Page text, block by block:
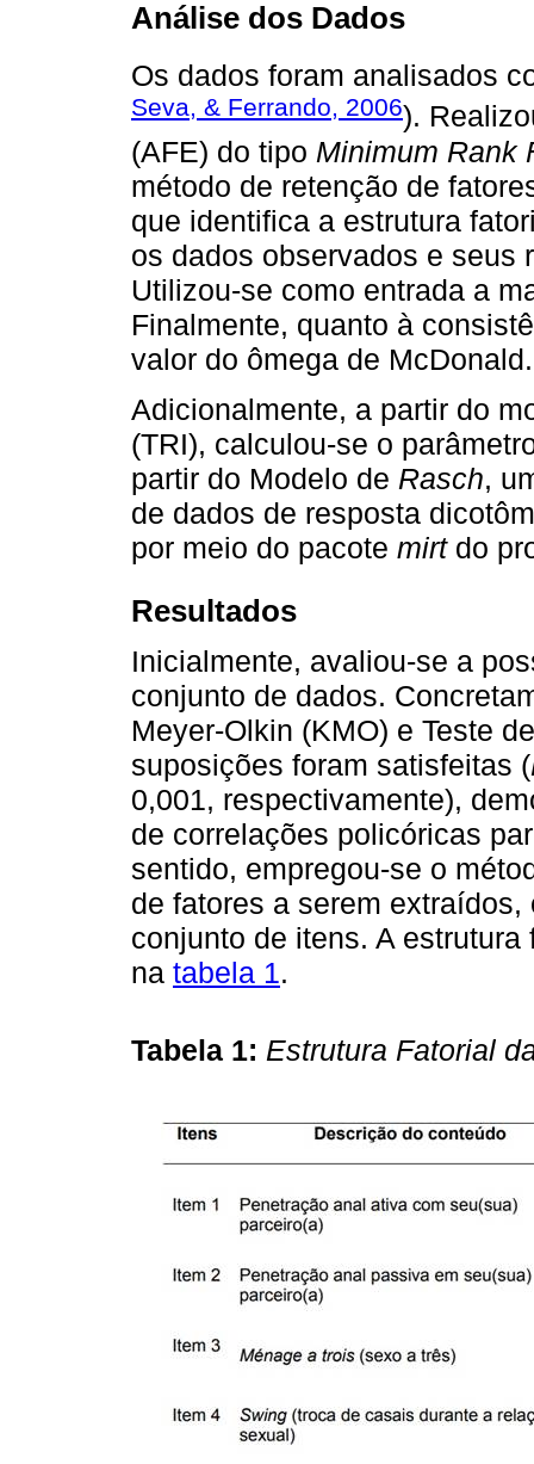
Análise dos Dados
Os dados foram analisados
Seva, & Ferrando, 2006).
(AFE) do tipo Minimum Rank
método de retenção de
que identifica a estrutura
os dados observados e seus
Utilizou-se como entrada a
Finalmente, quanto à
valor do ômega de McDonald.
Adicionalmente, a partir do
(TRI), calculou-se o
partir do Modelo de Rasch,
de dados de resposta
por meio do pacote mirtdo
Resultados
Inicialmente, avaliou-se a
conjunto de dados.
Meyer-Olkin (KMO) e Teste
suposições foram satisfeitas (
0,001, respectivamente),
de correlações policóricas
sentido, empregou-se o
de fatores a serem
conjunto de itens. A
na tabela 1.
Tabela 1: Estrutura Fatorial